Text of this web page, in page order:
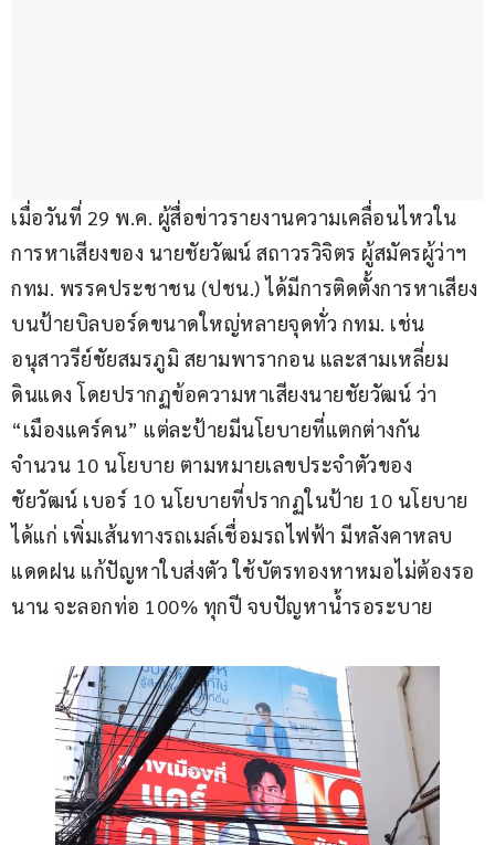
เมื่อวันที่ 29 พ.ค. ผู้สื่อข่าวรายงานความเคลื่อนไหวใน
การหาเสียงของ นายชัยวัฒน์ สถาวรวิจิตร ผู้สมัครผู้ว่าฯ
กทม. พรรคประชาชน (ปชน.) ได้มีการติดตั้งการหาเสียง
บนป้ายบิลบอร์ดขนาดใหญ่หลายจุดทั่ว กทม. เช่น
อนุสาวรีย์ชัยสมรภูมิ สยามพารากอน และสามเหลี่ยม
ดินแดง โดยปรากฏข้อความหาเสียงนายชัยวัฒน์ ว่า
“เมืองแคร์คน” แต่ละป้ายมีนโยบายที่แตกต่างกัน
จำนวน 10 นโยบาย ตามหมายเลขประจำตัวของ
ชัยวัฒน์ เบอร์ 10 นโยบายที่ปรากฏในป้าย 10 นโยบาย
ได้แก่ เพิ่มเส้นทางรถเมล์เชื่อมรถไฟฟ้า มีหลังคาหลบ
แดดฝน แก้ปัญหาใบส่งตัว ใช้บัตรทองหาหมอไม่ต้องรอ
นาน จะลอกท่อ 100% ทุกปี จบปัญหาน้ำรอระบาย